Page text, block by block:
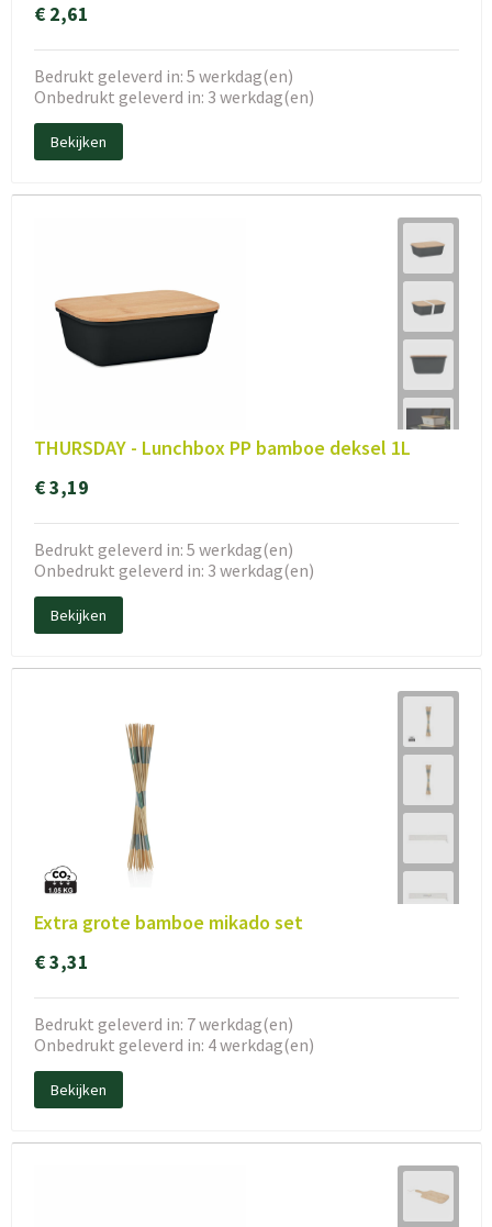
€ 2,61
Bedrukt geleverd in: 5 werkdag(en)
Onbedrukt geleverd in: 3 werkdag(en)
Bekijken
THURSDAY - Lunchbox PP bamboe deksel 1L
€ 3,19
Bedrukt geleverd in: 5 werkdag(en)
Onbedrukt geleverd in: 3 werkdag(en)
Bekijken
Extra grote bamboe mikado set
€ 3,31
Bedrukt geleverd in: 7 werkdag(en)
Onbedrukt geleverd in: 4 werkdag(en)
Bekijken